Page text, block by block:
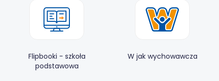
Flipbooki - szkoła
podstawowa
W jak wychowawcza